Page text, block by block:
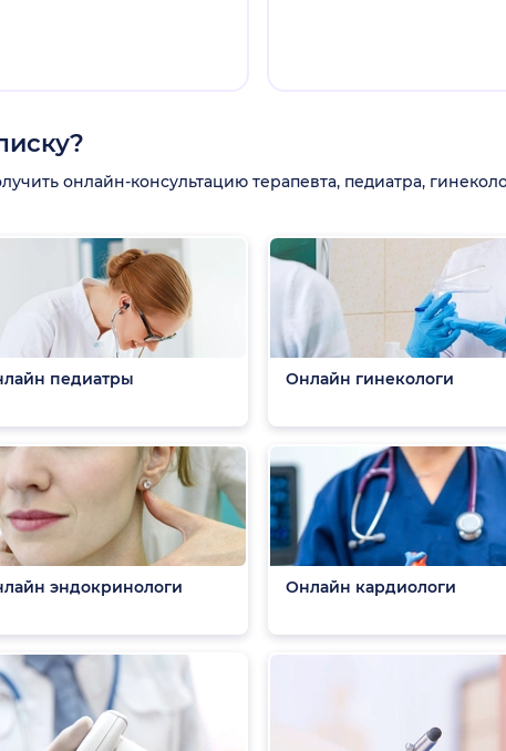
онлайн-консультацию терапевта, педиатра,
педиатры Онлайн гинекологи
эндокринологи Онлайн кардиологи